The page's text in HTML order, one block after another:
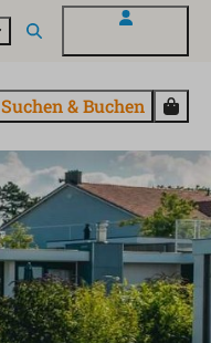
Suchen & Buchen